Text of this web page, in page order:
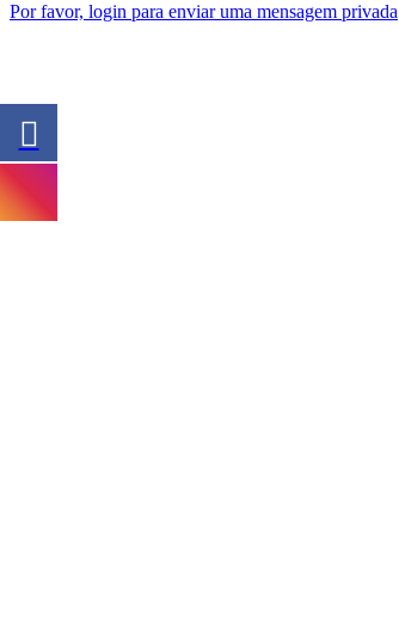
Por favor, login para enviar uma mensagem privada